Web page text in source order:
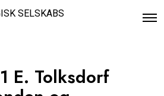
O
E. Tolksdorf